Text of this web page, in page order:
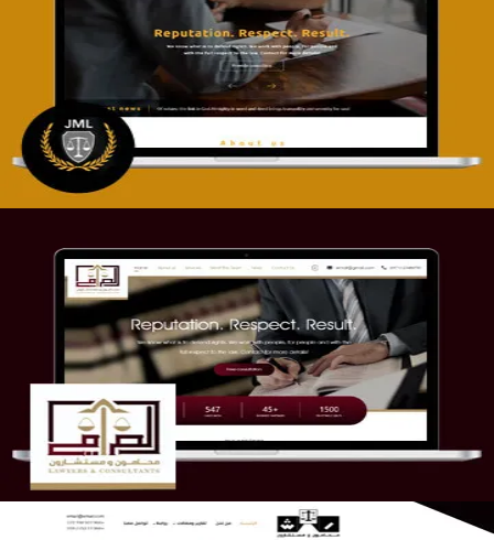
تصميم موقع آل جبار والمزارقة للمحاماة
التفاصيل
موقع الصرامي للمحاماة
التفاصيل